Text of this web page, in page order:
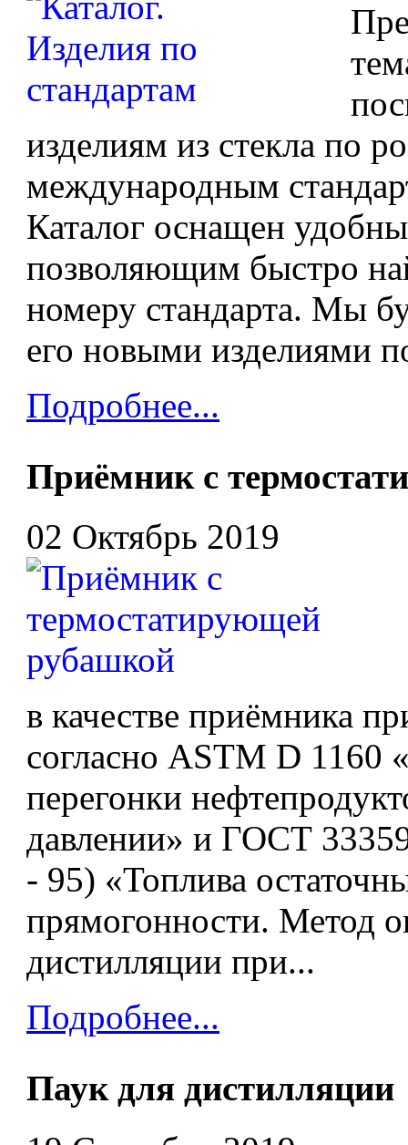
изделиям из стекла по
международным
Каталог оснащен
позволяющим быстро
номеру стандарта. Мы
его новыми изделиями
Подробнее...
Приёмник с
02 Октябрь 2019
в качестве приёмника
согласно ASTM D 1160
перегонки
давлении» и ГОСТ
- 95) «Топлива
прямогонности. Метод
дистилляции при...
Подробнее...
Паук для дистилляции